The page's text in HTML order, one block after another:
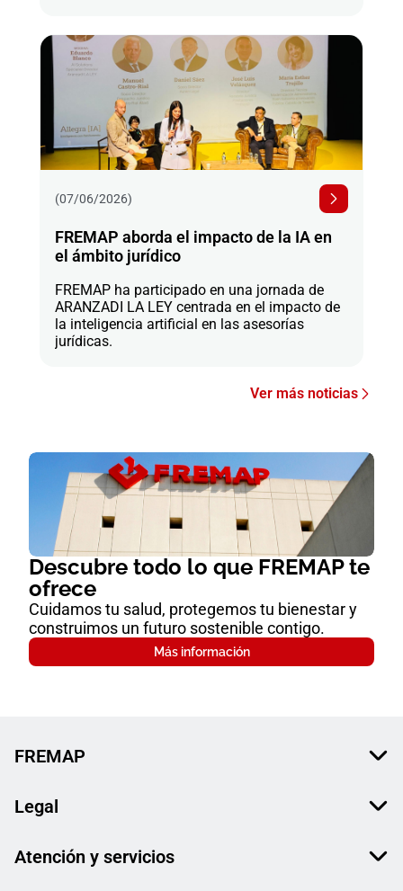
(07/06/2026)
FREMAP aborda el impacto de la IA en
el ámbito jurídico
FREMAP ha participado en una jornada de
ARANZADI LA LEY centrada en el impacto de
la inteligencia artificial en las asesorías
jurídicas.
Ver más noticias
Descubre todo lo que FREMAP te
ofrece
Cuidamos tu salud, protegemos tu bienestar y
construimos un futuro sostenible contigo.
Más información
FREMAP
Legal
Atención y servicios